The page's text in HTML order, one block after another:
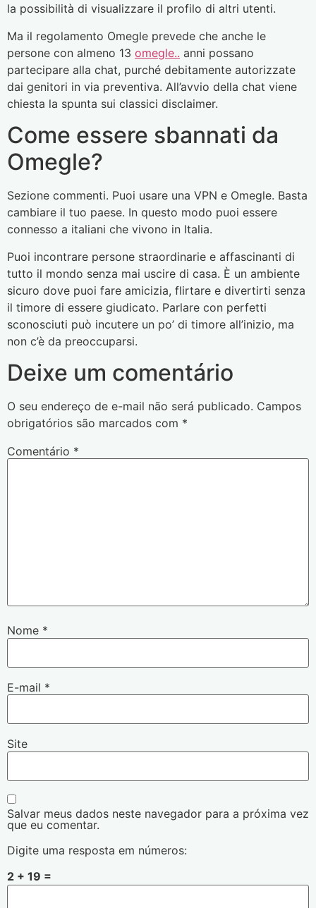
la possibilità di visualizzare il profilo di altri utenti.
Ma il regolamento Omegle prevede che anche le
persone con almeno 13 omegle.. anni possano
partecipare alla chat, purché debitamente autorizzate
dai genitori in via preventiva. All’avvio della chat viene
chiesta la spunta sui classici disclaimer.
Come essere sbannati da
Omegle?
Sezione commenti. Puoi usare una VPN e Omegle. Basta
cambiare il tuo paese. In questo modo puoi essere
connesso a italiani che vivono in Italia.
Puoi incontrare persone straordinarie e affascinanti di
tutto il mondo senza mai uscire di casa. È un ambiente
sicuro dove puoi fare amicizia, flirtare e divertirti senza
il timore di essere giudicato. Parlare con perfetti
sconosciuti può incutere un po’ di timore all’inizio, ma
non c’è da preoccuparsi.
Deixe um comentário
O seu endereço de e-mail não será publicado. Campos
obrigatórios são marcados com *
Comentário *
Nome *
E-mail *
Site
Salvar meus dados neste navegador para a próxima vez
que eu comentar.
Digite uma resposta em números:
2 + 19 =